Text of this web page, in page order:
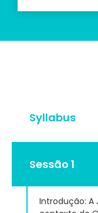
Syllabus
Sessão 1
Introdução: A